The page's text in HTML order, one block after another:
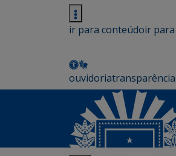
ir para conteúdoir
ouvidoriatransparência